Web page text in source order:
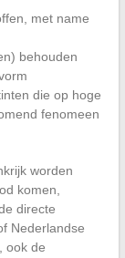
met name
behouden
die op hoge
fenomeen
worden
komen,
directe
Nederlandse
ook de